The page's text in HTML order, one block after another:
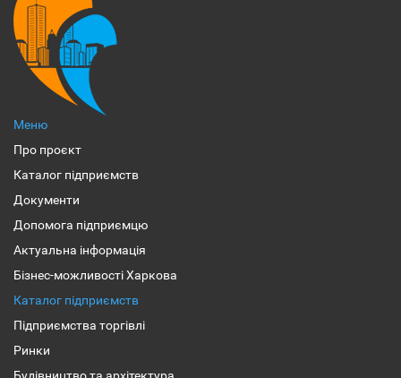
Меню
Про проєкт
Каталог підприємств
Документи
Допомога підприємцю
Актуальна інформація
Бізнес-можливості Харкова
Каталог підприємств
Підприємства торгівлі
Ринки